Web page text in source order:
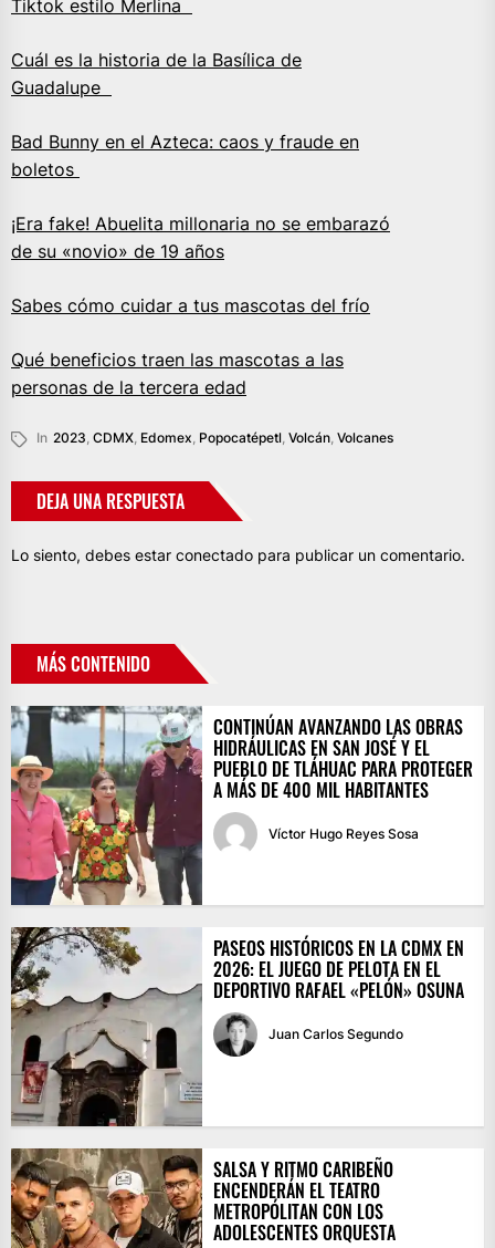
Tiktok estilo Merlina
Cuál es la historia de la Basílica de
Guadalupe
Bad Bunny en el Azteca: caos y fraude en
boletos
¡Era fake! Abuelita millonaria no se embarazó
de su «novio» de 19 años
Sabes cómo cuidar a tus mascotas del frío
Qué beneficios traen las mascotas a las
personas de la tercera edad
In 2023, CDMX, Edomex, Popocatépetl, Volcán, Volcanes
DEJA UNA RESPUESTA
Lo siento, debes estar conectado para publicar un comentario.
MÁS CONTENIDO
CONTINÚAN AVANZANDO LAS OBRAS
HIDRÁULICAS EN SAN JOSÉ Y EL
PUEBLO DE TLÁHUAC PARA PROTEGER
A MÁS DE 400 MIL HABITANTES
Víctor Hugo Reyes Sosa
PASEOS HISTÓRICOS EN LA CDMX EN
2026: EL JUEGO DE PELOTA EN EL
DEPORTIVO RAFAEL «PELÓN» OSUNA
Juan Carlos Segundo
SALSA Y RITMO CARIBEÑO
ENCENDERÁN EL TEATRO
METROPÓLITAN CON LOS
ADOLESCENTES ORQUESTA